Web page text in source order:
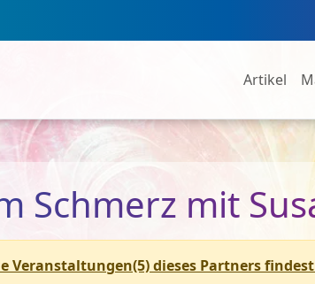
Artikel
Schmerz mit
Veranstaltungen(5) dieses Partners